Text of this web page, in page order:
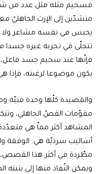
فسحيم مثله مثل عدد من
منشدّين إلى الإرث الجاهليّ
يحبس في نفسه مشاعر ولا
تتجلّى في تجربة غيره جسدا
فإنّها عند سحيم جسد
يكون موضوعا لرغبته، فإذا
والقصيدة كلّها وحدة فنيّة
مقوّمات القصّ الجاهلي،
المشاهد أكثر مماّ هي
أساليب سرديّة هي: الوقفة
مطّردة في أكثر هذا القصص،
ويمكن النّفاذ منها إلى